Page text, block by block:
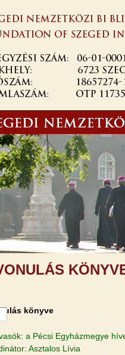
könyve
a Pécsi Egyházmegye
Asztalos Lívia